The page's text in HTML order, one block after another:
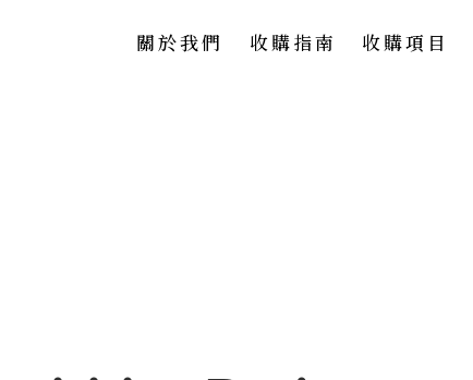
關於我們 收購指南 收購項目